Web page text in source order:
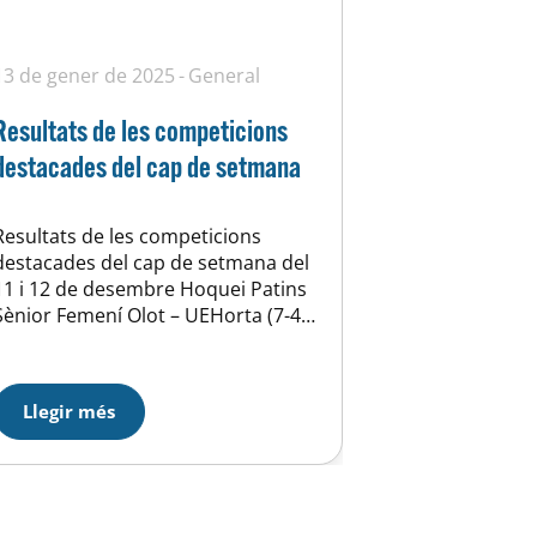
de gener de 2025 General
de les competicions
del cap de setmana
de les competicions
del cap de setmana del
i 12 de desembre Hoquei Patins
Femení Olot – UEHorta (7-4)
l’Olot. Tot i el resultat final,
va estar lluitant en tot
moment, però es va veure des…
Llegir més